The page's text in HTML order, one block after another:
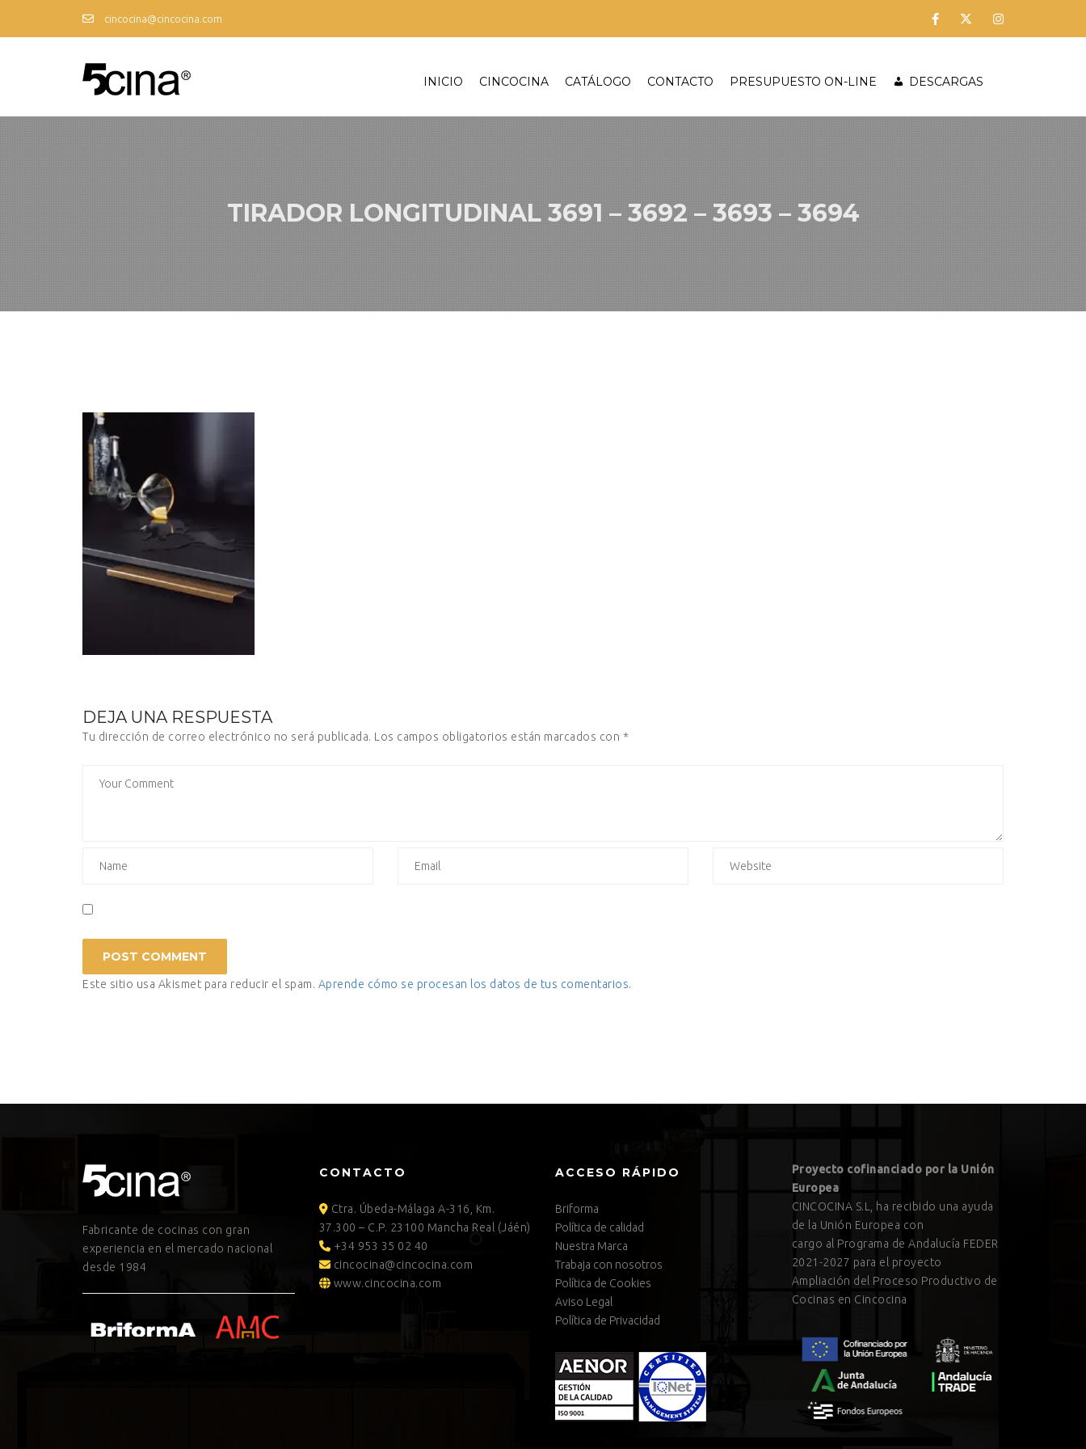
cincocina@cincocina.com
INICIO CINCOCINA CATÁLOGO CONTACTO PRESUPUESTO ON-LINE DESCARGAS
TIRADOR LONGITUDINAL 3691 – 3692 – 3693 – 3694
DEJA UNA RESPUESTA
Tu dirección de correo electrónico no será publicada. Los campos obligatorios están marcados con *
Este sitio usa Akismet para reducir el spam. Aprende cómo se procesan los datos de tus comentarios.
Fabricante de cocinas con gran
experiencia en el mercado nacional
desde 1984
CONTACTO
Ctra. Úbeda-Málaga A-316, Km.
37.300 – C.P. 23100 Mancha Real (Jáén)
+34 953 35 02 40
cincocina@cincocina.com
www.cincocina.com
ACCESO RÁPIDO
Briforma
Política de calidad
Nuestra Marca
Trabaja con nosotros
Política de Cookies
Aviso Legal
Política de Privacidad
Proyecto cofinanciado por la Unión
Europea
CINCOCINA S.L, ha recibido una ayuda
de la Unión Europea con
cargo al Programa de Andalucía FEDER
2021-2027 para el proyecto
Ampliación del Proceso Productivo de
Cocinas en Cincocina